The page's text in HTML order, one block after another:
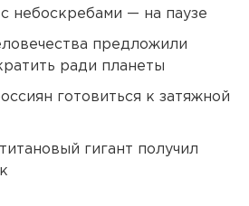
небоскребами — на паузе
предложили
ради планеты
готовиться к затяжной
гигант получил